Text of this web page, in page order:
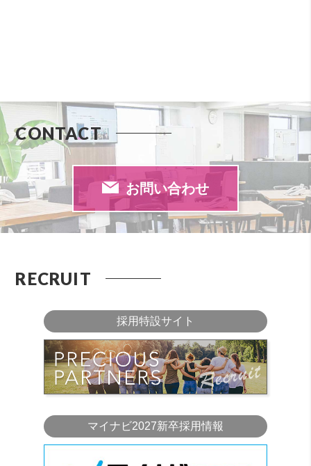
CONTACT
お問い合わせ
RECRUIT
採用特設サイト
マイナビ2027新卒採用情報